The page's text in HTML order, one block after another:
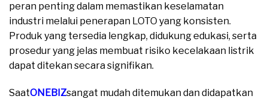
peran penting dalam memastikan keselamatan
industri melalui penerapan LOTO yang konsisten.
Produk yang tersedia lengkap, didukung edukasi, serta
prosedur yang jelas membuat risiko kecelakaan listrik
dapat ditekan secara signifikan.
SaatONEBIZsangat mudah ditemukan dan didapatkan